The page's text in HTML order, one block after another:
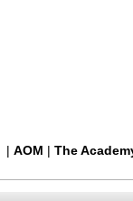
AOM | The
|